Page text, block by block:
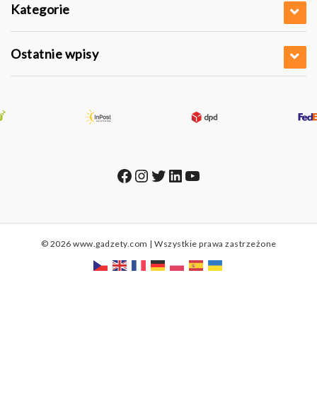
Kategorie
Ostatnie wpisy
Facebook
Instagram
Twitter
LinkedIn
YouTube
© 2026 www.gadzety.com | Wszystkie prawa zastrzeżone